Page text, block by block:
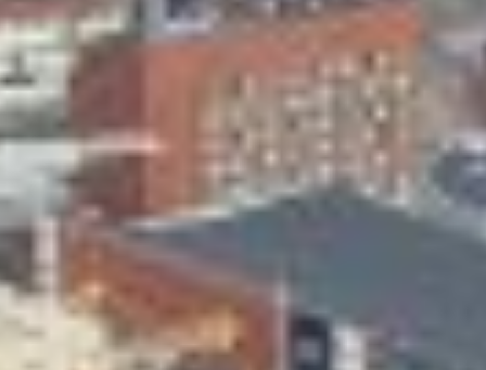
Skeittihalli
Varhaiskasvatus
Ateria- ja välipalamaksut
Mämminiemi
Taideapteekki
Kirjasto